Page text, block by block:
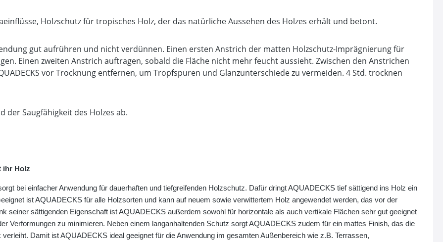
Holzschutz für tropisches Holz, der das natürliche Aussehen des Holzes erhält und betont.
gut aufrühren und nicht verdünnen. Einen ersten Anstrich der matten Holzschutz-Imprägnierung für
Einen zweiten Anstrich auftragen, sobald die Fläche nicht mehr feucht aussieht. Zwischen den Anstrichen
vor Trocknung entfernen, um Tropfspuren und Glanzunterschiede zu vermeiden. 4 Std. trocknen
der Saugfähigkeit des Holzes ab.
ihr Holz
bei einfacher Anwendung für dauerhaften und tiefgreifenden Holzschutz. Dafür dringt AQUADECKS tief sättigend ins Holz ein
ist AQUADECKS für alle Holzsorten und kann auf neuem sowie verwittertem Holz angewendet werden, das vor der
seiner sättigenden Eigenschaft ist AQUADECKS außerdem sowohl für horizontale als auch vertikale Flächen sehr gut geeignet
Verformungen zu minimieren. Neben einem langanhaltenden Schutz sorgt AQUADECKS zudem für ein mattes Finish, das die
Damit ist AQUADECKS ideal geeignet für die Anwendung im gesamten Außenbereich wie z.B. Terrassen,